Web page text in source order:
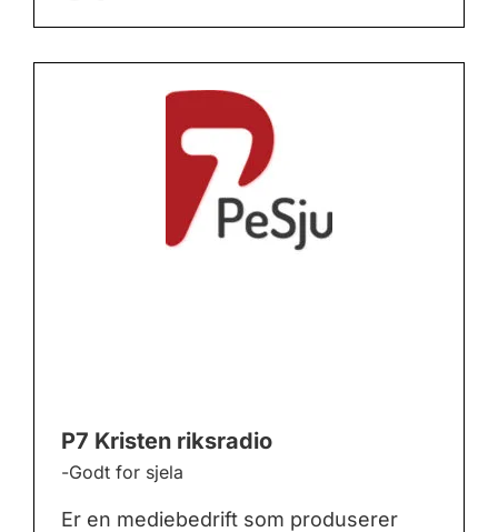
P7 Kristen riksradio
-Godt for sjela
Er en mediebedrift som produserer